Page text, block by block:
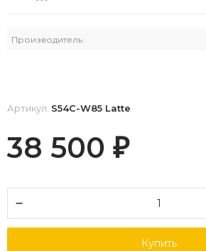
Производитель:
Артикул: S54C-W85 Latte
38 500 ₽
Купить